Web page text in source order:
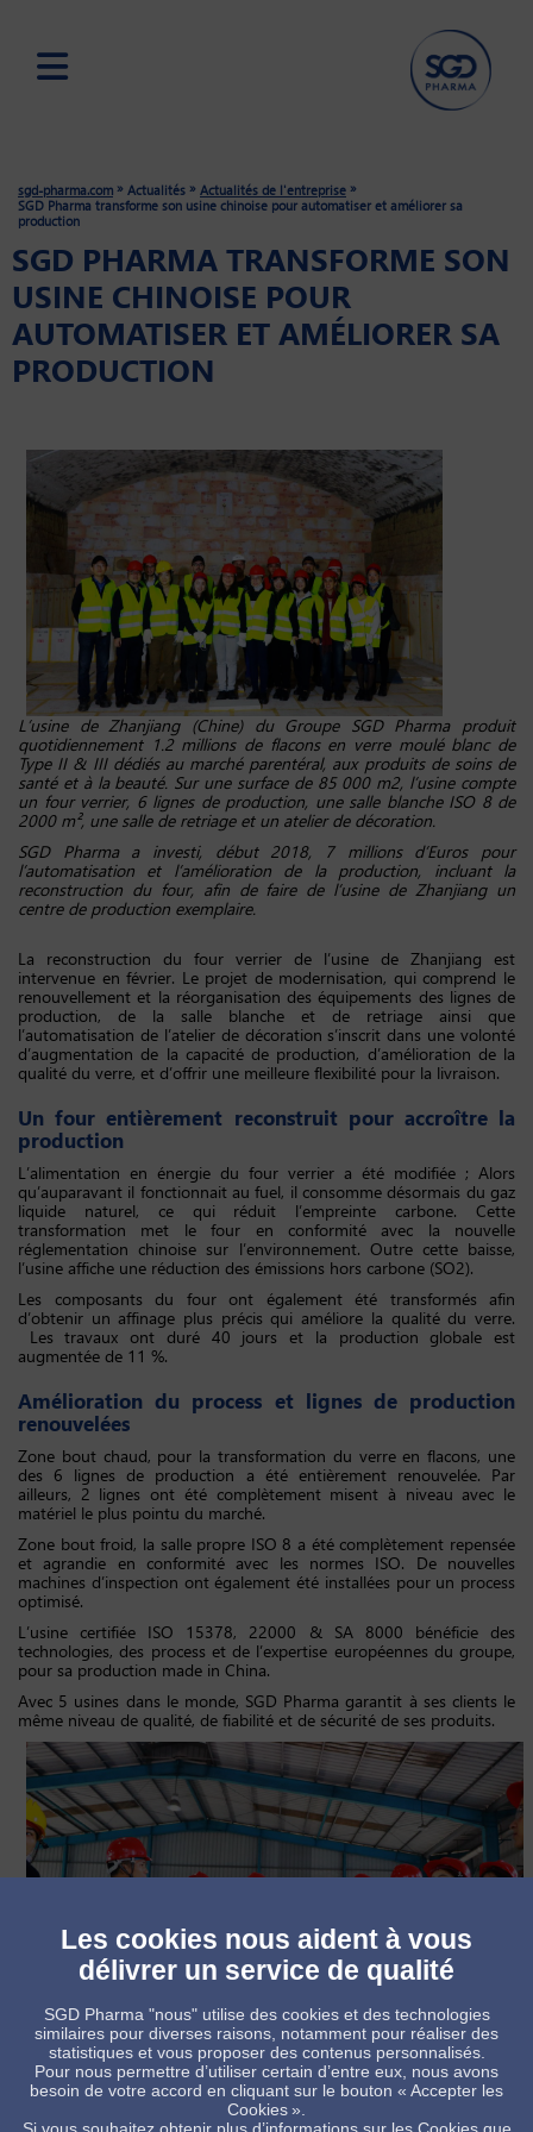
content
sgd-pharma.com » Actualités » Actualités de l'entreprise »
SGD Pharma transforme son usine chinoise pour automatiser et améliorer sa
production
SGD PHARMA TRANSFORME SON
USINE CHINOISE POUR
AUTOMATISER ET AMÉLIORER SA
PRODUCTION
L’usine de Zhanjiang (Chine) du Groupe SGD Pharma produit
quotidiennement 1.2 millions de flacons en verre moulé blanc de
Type II & III dédiés au marché parentéral, aux produits de soins de
santé et à la beauté. Sur une surface de 85 000 m2, l’usine compte
un four verrier, 6 lignes de production, une salle blanche ISO 8 de
2000 m², une salle de retriage et un atelier de décoration.
SGD Pharma a investi, début 2018, 7 millions d’Euros pour
l’automatisation et l’amélioration de la production, incluant la
reconstruction du four, afin de faire de l’usine de Zhanjiang un
centre de production exemplaire.
La reconstruction du four verrier de l’usine de Zhanjiang est
intervenue en février. Le projet de modernisation, qui comprend le
renouvellement et la réorganisation des équipements des lignes de
production, de la salle blanche et de retriage ainsi que
l’automatisation de l’atelier de décoration s’inscrit dans une volonté
d’augmentation de la capacité de production, d’amélioration de la
qualité du verre, et d’offrir une meilleure flexibilité pour la livraison.
Un four entièrement reconstruit pour accroître la
production
L’alimentation en énergie du four verrier a été modifiée ; Alors
qu’auparavant il fonctionnait au fuel, il consomme désormais du gaz
liquide naturel, ce qui réduit l’empreinte carbone. Cette
transformation met le four en conformité avec la nouvelle
réglementation chinoise sur l’environnement. Outre cette baisse,
l’usine affiche une réduction des émissions hors carbone (SO2).
Les composants du four ont également été transformés afin
d’obtenir un affinage plus précis qui améliore la qualité du verre.
Les travaux ont duré 40 jours et la production globale est
augmentée de 11 %.
Amélioration du process et lignes de production
renouvelées
Zone bout chaud, pour la transformation du verre en flacons, une
des 6 lignes de production a été entièrement renouvelée. Par
ailleurs, 2 lignes ont été complètement misent à niveau avec le
matériel le plus pointu du marché.
Zone bout froid, la salle propre ISO 8 a été complètement repensée
et agrandie en conformité avec les normes ISO. De nouvelles
machines d’inspection ont également été installées pour un process
optimisé.
L’usine certifiée ISO 15378, 22000 & SA 8000 bénéficie des
technologies, des process et de l’expertise européennes du groupe,
pour sa production made in China.
Avec 5 usines dans le monde, SGD Pharma garantit à ses clients le
même niveau de qualité, de fiabilité et de sécurité de ses produits.
Les cookies nous aident à vous
délivrer un service de qualité
SGD Pharma "nous" utilise des cookies et des technologies
similaires pour diverses raisons, notamment pour réaliser des
statistiques et vous proposer des contenus personnalisés.
Pour nous permettre d’utiliser certain d’entre eux, nous avons
besoin de votre accord en cliquant sur le bouton « Accepter les
Cookies ».